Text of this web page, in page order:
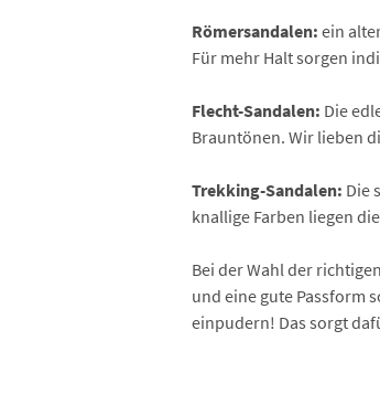
Römersandalen: ein
Für mehr Halt sorgen
Flecht-Sandalen: Die
Brauntönen. Wir lieben
Trekking-Sandalen: Die
knallige Farben liegen
Bei der Wahl der
und eine gute Passform
einpudern! Das sorgt